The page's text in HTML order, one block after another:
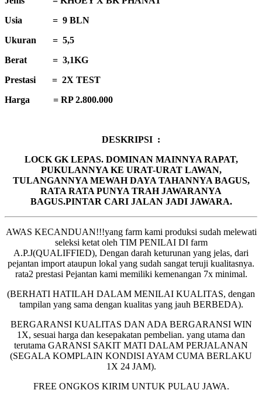
Usia = 9 BLN
Ukuran = 5,5
Berat = 3,1KG
Prestasi = 2X TEST
Harga = RP 2.800.000
DESKRIPSI :
LOCK GK LEPAS. DOMINAN MAINNYA RAPAT,
PUKULANNYA KE URAT-URAT LAWAN,
TULANGANNYA MEWAH DAYA TAHANNYA BAGUS,
RATA RATA PUNYA TRAH JAWARANYA
BAGUS.PINTAR CARI JALAN JADI JAWARA.
AWAS KECANDUAN!!!yang farm kami produksi sudah melewati
seleksi ketat oleh TIM PENILAI DI farm
A.P.J(QUALIFFIED), Dengan darah keturunan yang jelas, dari
pejantan import ataupun lokal yang sudah sangat teruji kualitasnya.
rata2 prestasi Pejantan kami memiliki kemenangan 7x minimal.
(BERHATI HATILAH DALAM MENILAI KUALITAS, dengan
tampilan yang sama dengan kualitas yang jauh BERBEDA).
BERGARANSI KUALITAS DAN ADA BERGARANSI WIN
1X, sesuai harga dan kesepakatan pembelian. yang utama dan
terutama GARANSI SAKIT MATI DALAM PERJALANAN
(SEGALA KOMPLAIN KONDISI AYAM CUMA BERLAKU
1X 24 JAM).
FREE ONGKOS KIRIM UNTUK PULAU JAWA.